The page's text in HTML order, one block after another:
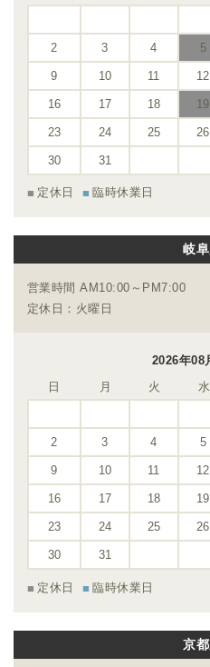
2 3 4 5
9 10 11 12
16 17 18 19
23 24 25 26
30 31
定休日 臨時休業日
岐
営業時間 AM10:00～PM7:00
定休日：火曜日
2026年08
日
月 火 水
2 3 4 5
9 10 11 12
16 17 18 19
23 24 25 26
30 31
定休日 臨時休業日
京